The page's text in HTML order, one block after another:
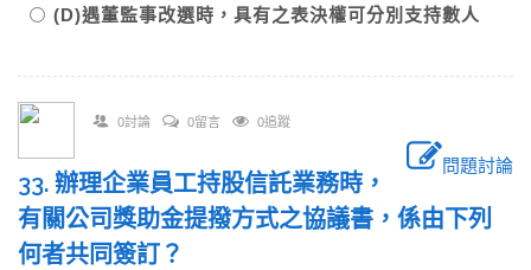
(D)遇董監事改選時，具有之表決權可分別支持數人
0討論 0留言 0追蹤
問題討論
33. 辦理企業員工持股信託業務時，
有關公司獎助金提撥方式之協議書，係由下列
何者共同簽訂？